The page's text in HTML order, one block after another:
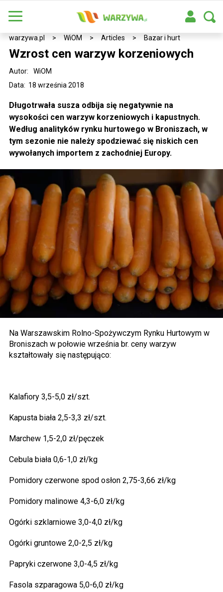
warzywa.pl > WiOM > Articles > Bazar i hurt
Wzrost cen warzyw korzeniowych
Data: 18 września 2018
Autor: WiOM
Długotrwała susza odbija się negatywnie na
wysokości cen warzyw korzeniowych i kapustnych.
Według analityków rynku hurtowego w Broniszach, w
tym sezonie nie należy spodziewać się niskich cen
wywołanych importem z zachodniej Europy.
Na Warszawskim Rolno-Spożywczym Rynku Hurtowym w
Broniszach w połowie września br. ceny warzyw
kształtowały się następująco:
Kalafiory 3,5-5,0 zł/szt.
Kapusta biała 2,5-3,3 zł/szt.
Marchew 1,5-2,0 zł/pęczek
Cebula biała 0,6-1,0 zł/kg
Pomidory czerwone spod osłon 2,75-3,66 zł/kg
Pomidory malinowe 4,3-6,0 zł/kg
Ogórki szklarniowe 3,0-4,0 zł/kg
Ogórki gruntowe 2,0-2,5 zł/kg
Papryki czerwone 3,0-4,5 zł/kg
Fasola szparagowa 5,0-6,0 zł/kg